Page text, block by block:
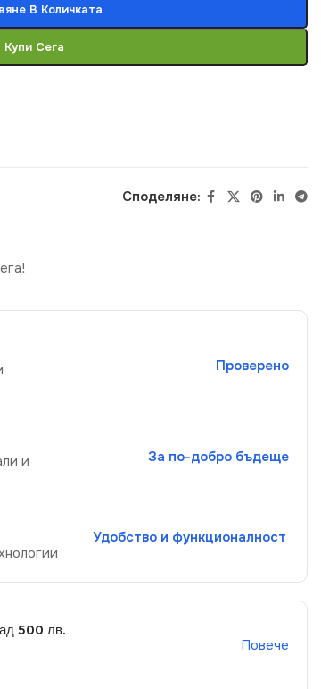
В Количката
Купи Сега
Споделяне:
Проверено
и
За по-добро бъдеще
Удобство и функционалност
500 лв.
Повече